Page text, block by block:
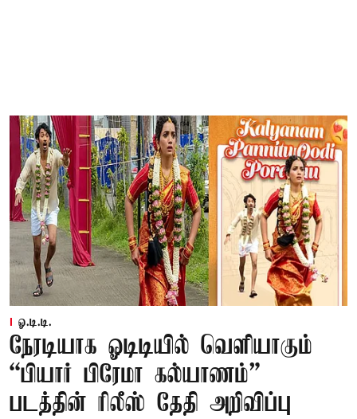
ஓ.டி.டி.
நேரடியாக ஓடிடியில் வெளியாகும்
“பியார் பிரேமா கல்யாணம்”
படத்தின் ரிலீஸ் தேதி அறிவிப்பு